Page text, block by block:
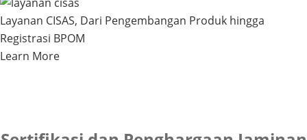
Layanan CISAS, Dari Pengembangan Produk hingga
Registrasi BPOM
Learn More